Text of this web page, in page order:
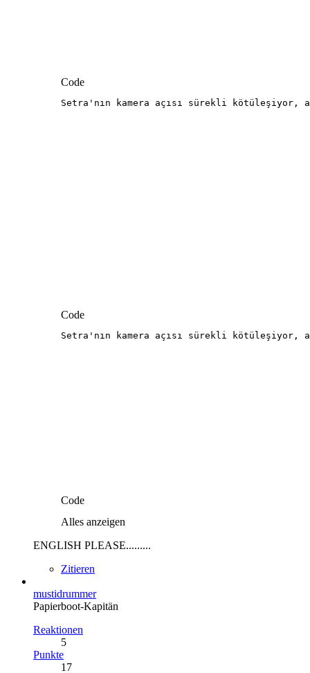
Code
Setra'nın kamera açısı sürekli kötüleşiyor,
Code
Setra'nın kamera açısı sürekli kötüleşiyor,
Code
Alles anzeigen
ENGLISH PLEASE.........
Zitieren
mustidrummer
Papierboot-Kapitän
Reaktionen
5
Punkte
17